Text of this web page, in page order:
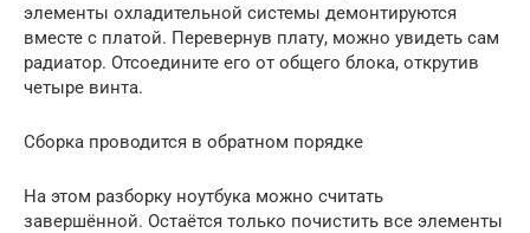
элементы охладительной системы демонтируются
вместе с платой. Перевернув плату, можно увидеть сам
радиатор. Отсоедините его от общего блока, открутив
четыре винта.
Сборка проводится в обратном порядке
На этом разборку ноутбука можно считать
завершённой. Остаётся только почистить все элементы